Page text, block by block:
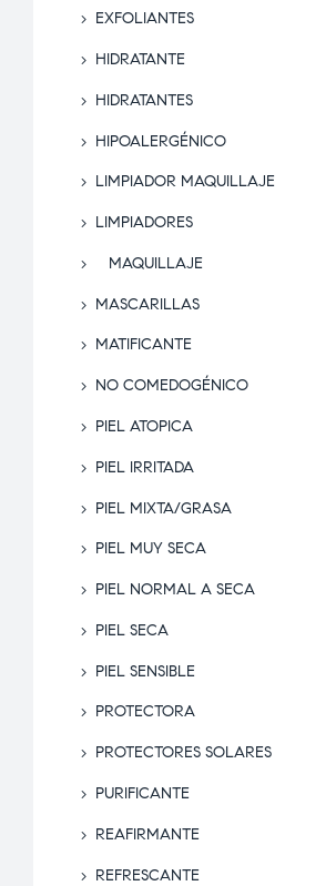
EXFOLIANTES
HIDRATANTE
HIDRATANTES
HIPOALERGÉNICO
LIMPIADOR MAQUILLAJE
LIMPIADORES
MAQUILLAJE
MASCARILLAS
MATIFICANTE
NO COMEDOGÉNICO
PIEL ATOPICA
PIEL IRRITADA
PIEL MIXTA/GRASA
PIEL MUY SECA
PIEL NORMAL A SECA
PIEL SECA
PIEL SENSIBLE
PROTECTORA
PROTECTORES SOLARES
PURIFICANTE
REAFIRMANTE
REFRESCANTE